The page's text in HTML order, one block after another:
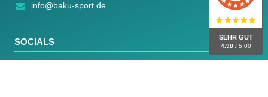
SEHR GUT
4.98 / 5.00
info@baku-sport.de
SOCIALS